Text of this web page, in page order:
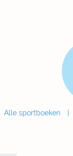
Alle sportboeken